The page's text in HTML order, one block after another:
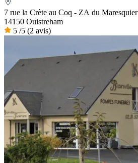
7 rue la Crète au Coq - ZA du Maresquier
14150 Ouistreham
5 /5 (2 avis)